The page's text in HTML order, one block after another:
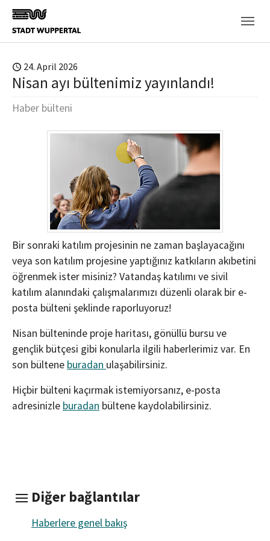
Skip to main content
24. April 2026
Nisan ayı bültenimiz yayınlandı!
Haber bülteni
Bir sonraki katılım projesinin ne zaman başlayacağını
veya son katılım projesine yaptığınız katkıların akıbetini
öğrenmek ister misiniz? Vatandaş katılımı ve sivil
katılım alanındaki çalışmalarımızı düzenli olarak bir e-
posta bülteni şeklinde raporluyoruz!
Nisan bülteninde proje haritası, gönüllü bursu ve
gençlik bütçesi gibi konularla ilgili haberlerimiz var. En
son bültene buradan ulaşabilirsiniz.
Hiçbir bülteni kaçırmak istemiyorsanız, e-posta
adresinizle buradan bültene kaydolabilirsiniz.
Diğer bağlantılar
Haberlere genel bakış